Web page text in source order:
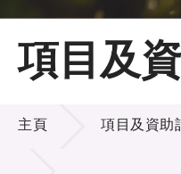
主頁
關於LSCM
技術商品化
項目及
項目及資助計劃
主頁 項目及資助